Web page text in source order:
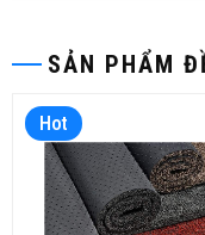
SẢN PHẨM
Hot